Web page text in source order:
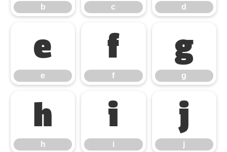
b c d
e
e
f
f
g
g
h
h
i
i
j
j